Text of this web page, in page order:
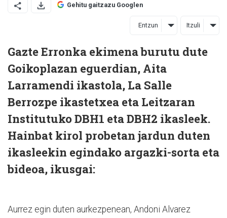
Gehitu gaitzazu Googlen
Entzun Itzuli
Gazte Erronka ekimena burutu dute
Goikoplazan eguerdian, Aita
Larramendi ikastola, La Salle
Berrozpe ikastetxea eta Leitzaran
Institutuko DBH1 eta DBH2 ikasleek.
Hainbat kirol probetan jardun duten
ikasleekin egindako argazki-sorta eta
bideoa, ikusgai:
Aurrez egin duten aurkezpenean, Andoni Alvarez